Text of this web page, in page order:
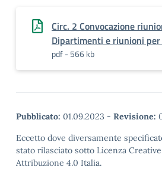
Circ. 2 Convocazione
Dipartimenti e riunioni
pdf - 566 kb
Pubblicato: 01.09.2023 - Revisione:
Eccetto dove diversamente
stato rilasciato sotto Licenza
Attribuzione 4.0 Italia.